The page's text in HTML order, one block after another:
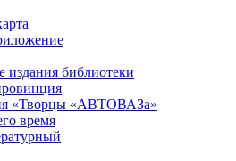
издания библиотеки
«Творцы «АВТОВАЗа»
время